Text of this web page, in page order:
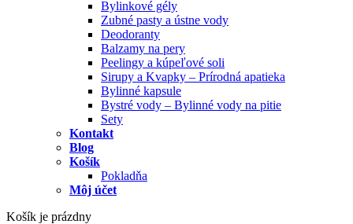
Bylinkové gély
Zubné pasty a ústne vody
Deodoranty
Balzamy na pery
Peelingy a kúpeľové soli
Sirupy a Kvapky – Prírodná apatieka
Bylinné kapsule
Bystré vody – Bylinné vody na pitie
Sety
Kontakt
Blog
Košík
Pokladňa
Môj účet
Košík je prázdny